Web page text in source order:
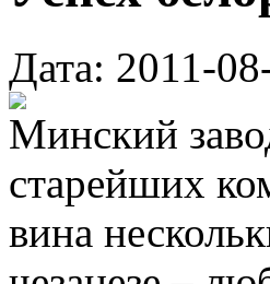
Дата: 2011-
Минский
старейших
вина